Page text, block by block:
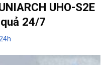
UHO-S2E
24/7